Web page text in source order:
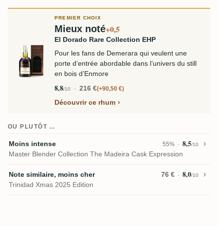
PREMIER CHOIX
Mieux noté+0,5
El Dorado Rare Collection EHP
Pour les fans de Demerara qui veulent une
porte d’entrée abordable dans l’univers du still
en bois d’Enmore
8,8/10 216 € +90,50 €
Découvrir ce rhum
OU PLUTÔT …
Moins intense 55% 8,5/10
Master Blender Collection The Madeira Cask Expression
Note similaire, moins cher 76 € 8,0/10
Trinidad Xmas 2025 Edition